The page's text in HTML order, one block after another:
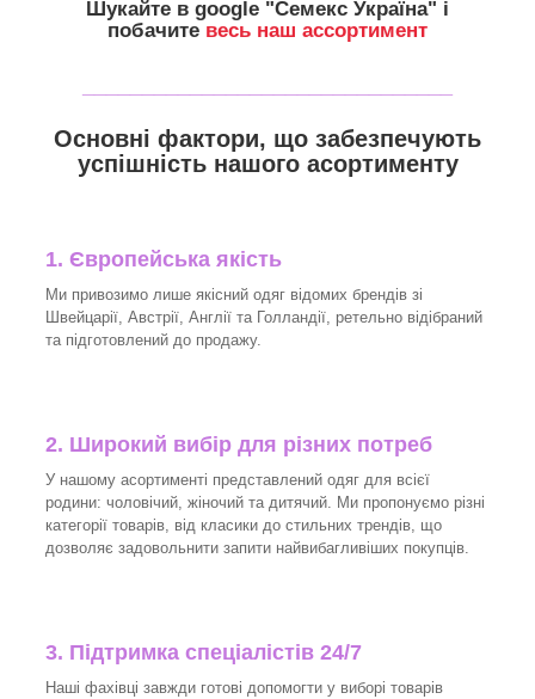
Шукайте в google "Семекс Україна" і
побачите весь наш ассортимент
Основні фактори, що забезпечують
успішність нашого асортименту
1. Європейська якість
Ми привозимо лише якісний одяг відомих брендів зі
Швейцарії, Австрії, Англії та Голландії, ретельно відібраний
та підготовлений до продажу.
2. Широкий вибір для різних потреб
У нашому асортименті представлений одяг для всієї
родини: чоловічий, жіночий та дитячий. Ми пропонуємо різні
категорії товарів, від класики до стильних трендів, що
дозволяє задовольнити запити найвибагливіших покупців.
3. Підтримка спеціалістів 24/7
Наші фахівці завжди готові допомогти у виборі товарів